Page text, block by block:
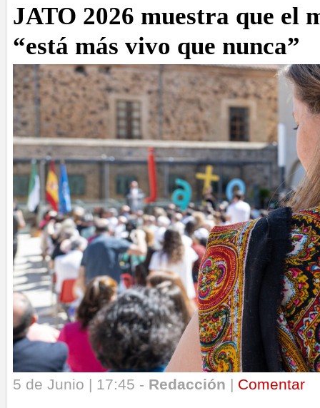
JATO 2026 muestra que el
“está más vivo que nunca”
5 de Junio | 17:45 - Redacción | Comentar